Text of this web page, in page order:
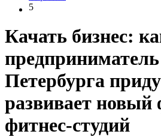
5
Качать бизнес:
предприниматель
Петербурга
развивает новый
фитнес-студий